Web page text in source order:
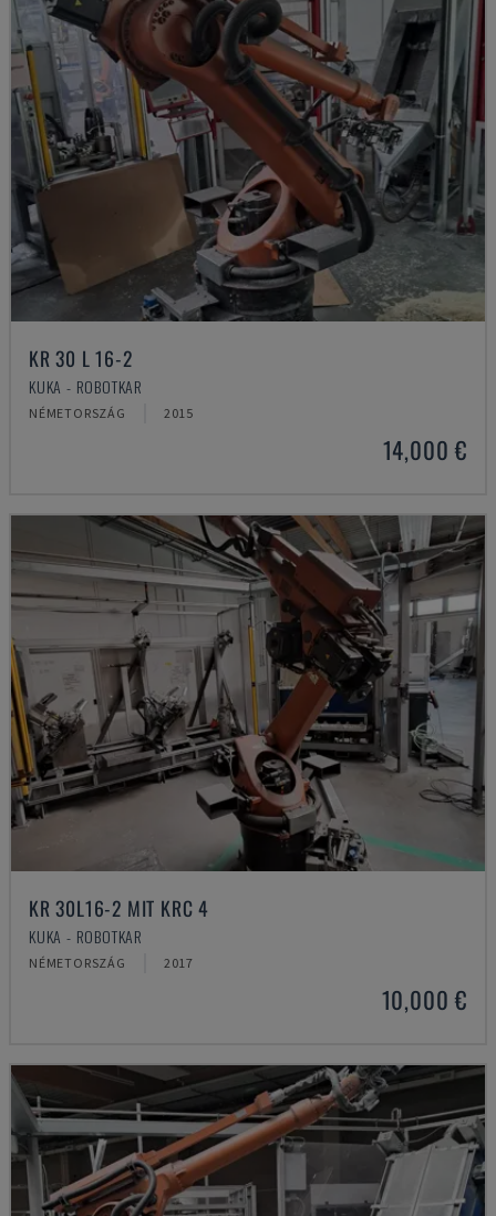
KR 30 L 16-2
KUKA - ROBOTKAR
NÉMETORSZÁG 2015
14,000 €
KR 30L16-2 MIT KRC 4
KUKA - ROBOTKAR
NÉMETORSZÁG 2017
10,000 €